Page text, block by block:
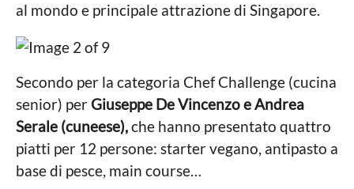
al mondo e principale attrazione di Singapore.
Secondo per la categoria Chef Challenge (cucina
senior) perGiuseppe De Vincenzo e Andrea
Serale (cuneese),che hanno presentato quattro
piatti per 12 persone: starter vegano, antipasto a
base di pesce, main course…